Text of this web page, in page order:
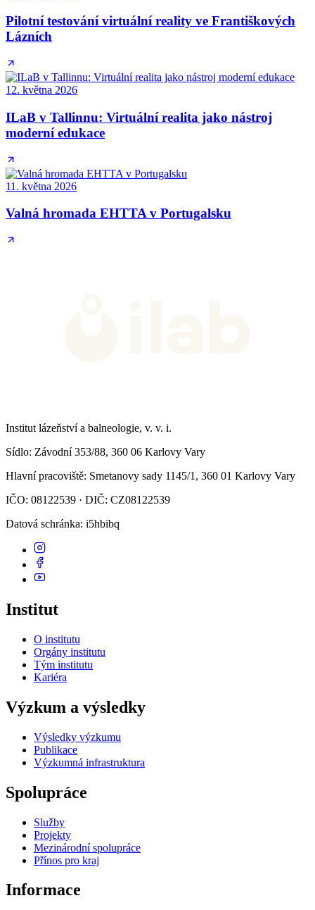
Pilotní testování virtuální reality ve Františkových
Lázních
12. května 2026
ILaB v Tallinnu: Virtuální realita jako nástroj
moderní edukace
11. května 2026
Valná hromada EHTTA v Portugalsku
Institut lázeňství a balneologie, v. v. i.
Sídlo: Závodní 353/88, 360 06 Karlovy Vary
Hlavní pracoviště: Smetanovy sady 1145/1, 360 01 Karlovy Vary
IČO: 08122539 · DIČ: CZ08122539
Datová schránka: i5hbibq
Institut
O institutu
Orgány institutu
Tým institutu
Kariéra
Výzkum a výsledky
Výsledky výzkumu
Publikace
Výzkumná infrastruktura
Spolupráce
Služby
Projekty
Mezinárodní spolupráce
Přínos pro kraj
Informace